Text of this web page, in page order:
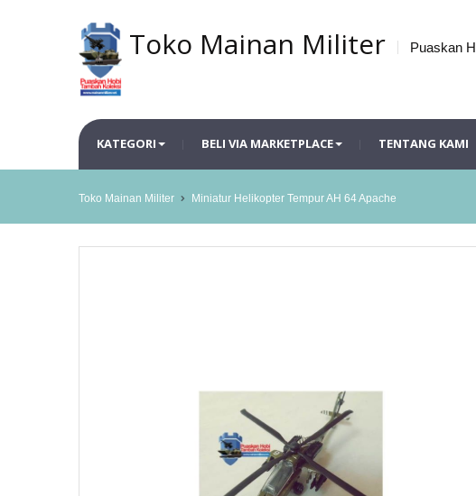
Toko Mainan Militer Puaskan
KATEGORI BELI VIA MARKETPLACE TENTANG KAMI
Toko Mainan Militer Miniatur Helikopter Tempur AH 64 Apache